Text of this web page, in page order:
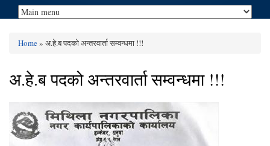
Home» अ.हे.ब पदको अन्तरवार्ता सम्वन्धमा !!!
अ.हे.ब पदको अन्तरवार्ता सम्वन्धमा !!!